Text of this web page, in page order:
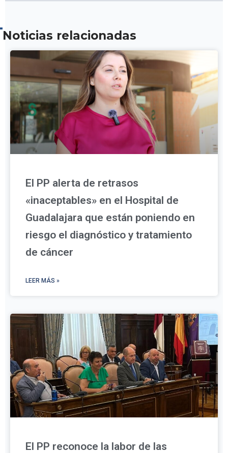
Noticias relacionadas
El PP alerta de retrasos
«inaceptables» en el Hospital de
Guadalajara que están poniendo en
riesgo el diagnóstico y tratamiento
de cáncer
LEER MÁS »
El PP reconoce la labor de las